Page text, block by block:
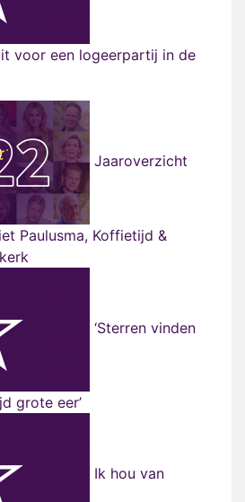
voor een logeerpartij in de
Jaaroverzicht
Paulusma, Koffietijd &
‘Sterren vinden
grote eer’
Ik hou van